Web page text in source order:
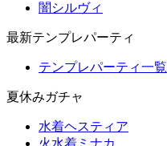
闇シルヴィ
最新テンプレパーティ
テンプレパーティ一覧
夏休みガチャ
水着ヘスティア
火水着ミナカ